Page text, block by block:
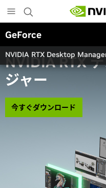
to
main
content
GeForce
NVIDIA RTX Desktop
NVIDIA RTX
ジャー
今すぐダウンロード